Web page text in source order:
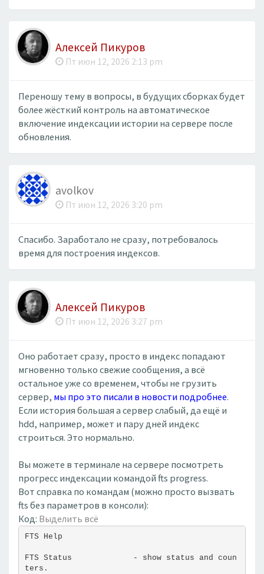
Алексей Пикуров
Пт июн 12, 2026 2:13 pm
Переношу тему в вопросы, в будущих сборках будет
более жёсткий контроль на автоматическое
включение индексации истории на сервере после
обновления.
avolkov
Пт июн 12, 2026 3:20 pm
Спасибо. Заработало не сразу, потребовалось
время для построения индексов.
Алексей Пикуров
Пт июн 12, 2026 3:27 pm
Оно работает сразу, просто в индекс попадают
мгновенно только свежие сообщения, а всё
остальное уже со временем, чтобы не грузить
сервер, мы про это писали в новости подробнее.
Если история большая а сервер слабый, да ещё и
hdd, например, может и пару дней индекс
строиться. Это нормально.
Вы можете в терминале на сервере посмотреть
прогресс индексации командой fts progress.
Вот справка по командам (можно просто вызвать
fts без параметров в консоли):
Код: Выделить всё
FTS Help
FTS Status             - show status and coun
ters.